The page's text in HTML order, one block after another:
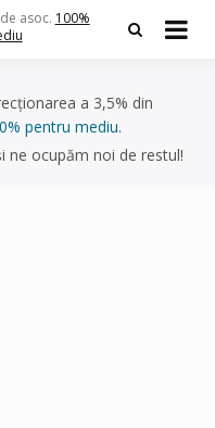
asoc. 100%
a 3,5% din
pentru mediu.
ne ocupăm noi de restul!